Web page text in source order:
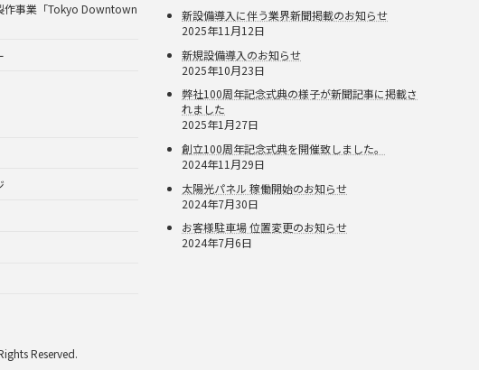
作事業「Tokyo Downtown
新設備導入に伴う業界新聞掲載のお知らせ
2025年11月12日
新規設備導入のお知らせ
2025年10月23日
弊社100周年記念式典の様子が新聞記事に掲載さ
れました
2025年1月27日
創立100周年記念式典を開催致しました。
2024年11月29日
太陽光パネル 稼働開始のお知らせ
2024年7月30日
お客様駐車場 位置変更のお知らせ
2024年7月6日
Reserved.